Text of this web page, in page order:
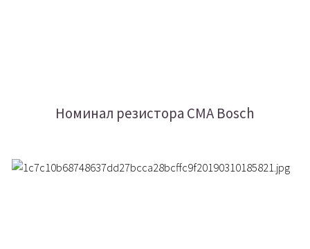
Номинал резистора СМА Bosch